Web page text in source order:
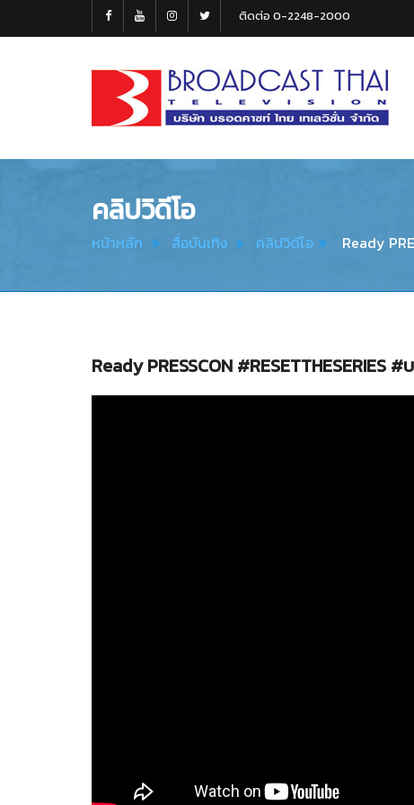
ติดต่อ 0-2248-2000
Thai
คลิปวิดีโอ
หน้าหลัก สื่อบันเทิง คลิปวิดีโอ Ready
Ready PRESSCON #RESETTHESERIES #